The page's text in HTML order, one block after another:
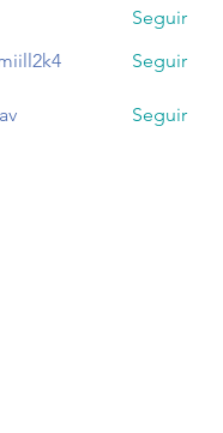
Seguir
Seguir
Seguir